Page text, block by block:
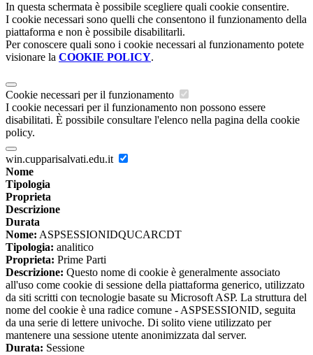
In questa schermata è possibile scegliere quali cookie consentire.
I cookie necessari sono quelli che consentono il funzionamento della
piattaforma e non è possibile disabilitarli.
Per conoscere quali sono i cookie necessari al funzionamento potete
visionare la COOKIE POLICY.
Cookie necessari per il funzionamento
I cookie necessari per il funzionamento non possono essere
disabilitati. È possibile consultare l'elenco nella pagina della cookie
policy.
win.cupparisalvati.edu.it
Nome
Tipologia
Proprieta
Descrizione
Durata
Nome: ASPSESSIONIDQUCARCDT
Tipologia: analitico
Proprieta: Prime Parti
Descrizione: Questo nome di cookie è generalmente associato
all'uso come cookie di sessione della piattaforma generico, utilizzato
da siti scritti con tecnologie basate su Microsoft ASP. La struttura del
nome del cookie è una radice comune - ASPSESSIONID, seguita
da una serie di lettere univoche. Di solito viene utilizzato per
mantenere una sessione utente anonimizzata dal server.
Durata: Sessione